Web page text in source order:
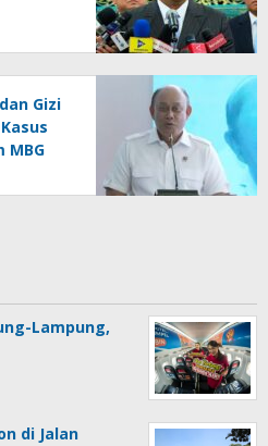
Gizi
MBG
Lampung,
di Jalan